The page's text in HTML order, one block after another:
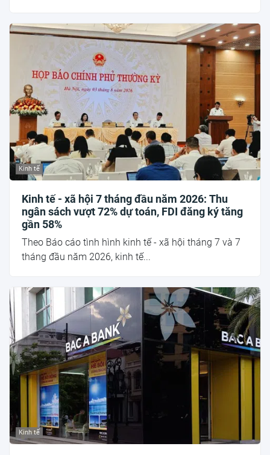
Kinh tế
Kinh tế - xã hội 7 tháng đầu năm 2026: Thu
ngân sách vượt 72% dự toán, FDI đăng ký tăng
gần 58%
Theo Báo cáo tình hình kinh tế - xã hội tháng 7 và 7
tháng đầu năm 2026, kinh tế...
Kinh tế